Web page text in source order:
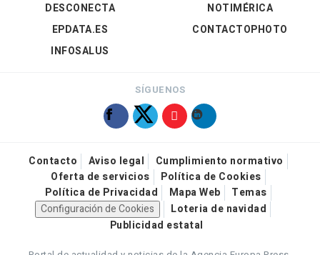
DESCONECTA
EPDATA.ES
INFOSALUS
NOTIMÉRICA
CONTACTOPHOTO
SÍGUENOS
Contacto Aviso legal
Cumplimiento normativo
Oferta de servicios
Política de Cookies
Política de Privacidad
Mapa Web
Temas
Configuración de Cookies
Loteria de navidad
Publicidad estatal